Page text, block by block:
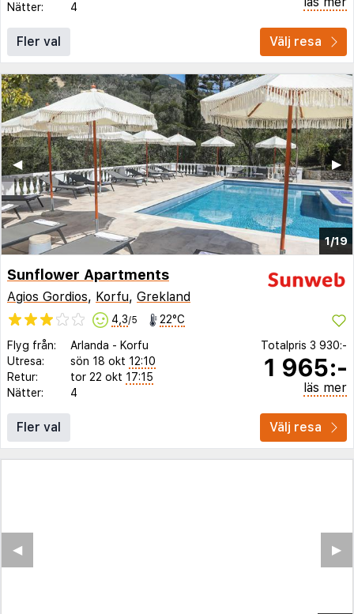
Nätter:
4
Fler val Välj resa
1/19
▶︎
◀︎
Sunflower Apartments
Agios Gordios, Korfu, Grekland
4,3/5 22°C
Flyg från: Arlanda - Korfu
Utresa:
sön 18 okt 12:10
Retur:
tor 22 okt 17:15
Nätter:
4
Totalpris 3 930:-
1 965:-
läs mer
Fler val Välj resa
▶︎
◀︎